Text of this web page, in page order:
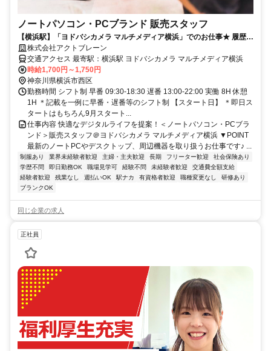
ノートパソコン・PCブランド 販売スタッフ
【横浜駅】「ヨドバシカメラ マルチメディア横浜」でのお仕事★ 履歴書
不要／週払いOK／即日勤務OK／学歴不問／交通費支給
株式会社アクトブレーン
交通アクセス 最寄駅：横浜駅 ヨドバシカメラ マルチメディア横浜
時給1,700円～1,750円
神奈川県横浜市西区
勤務時間 シフト制 早番 09:30-18:30 遅番 13:00-22:00 実働 8H 休憩
1H ＊記載を一例に早番・遅番等のシフト制 【スタート日】 ＊即日ス
タートはもちろん9月スタート...
仕事内容 快適なデジタルライフを提案！＜ノートパソコン・PCブラ
ンド＞販売スタッフ＠ヨドバシカメラ マルチメディア横浜 ▼POINT
最新のノートPCやデスクトップ、周辺機器を取り扱うお仕事です♪ ...
制服あり 業界未経験者歓迎 主婦・主夫歓迎 長期 フリーター歓迎
社会保険あり
学歴不問
即日勤務OK 職場見学可 経験不問 未経験者歓迎
交通費全額支給
経験者歓迎
残業なし 週払いOK 駅ナカ 有資格者歓迎 職種変更なし
研修あり
ブランクOK
同じ企業の求人
正社員